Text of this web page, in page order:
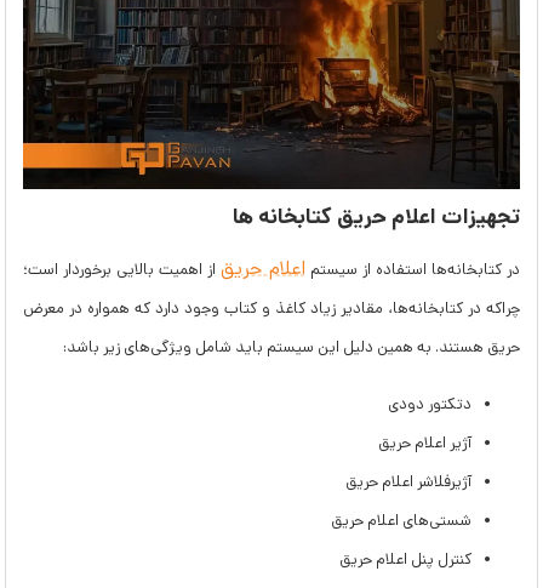
تجهیزات اعلام حریق کتابخانه ها
در کتابخانه‌ها استفاده از سیستم اعلام حریقاز اهمیت بالایی برخوردار است؛
چراکه در کتابخانه‌ها، مقادیر زیاد کاغذ و کتاب وجود دارد که همواره در معرض
حریق هستند. به همین دلیل این سیستم باید شامل ویژگی‌های زیر باشد:
دتکتور دودی
آژیر اعلام حریق
آژیرفلاشر اعلام حریق
شستی‌های اعلام حریق
کنترل پنل اعلام حریق